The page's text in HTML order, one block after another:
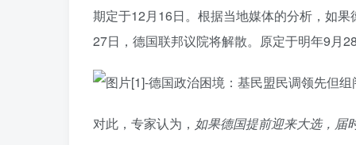
期定于12月16日。根据当地媒体的分析，如
27日，德国联邦议院将解散。原定于明年9月
对此，专家认为， 如果德国提前迎来大选，届